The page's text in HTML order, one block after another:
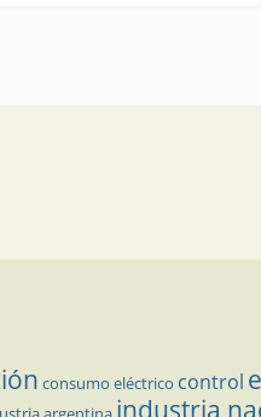
consumo eléctrico control
industria